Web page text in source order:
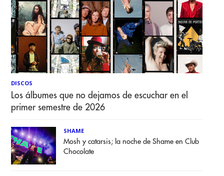
DISCOS
Los álbumes que no dejamos de escuchar en el
primer semestre de 2026
SHAME
Mosh y catarsis; la noche de Shame en Club
Chocolate